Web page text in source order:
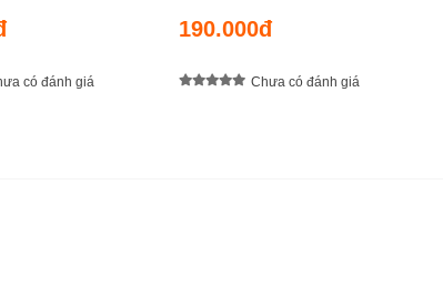
có đánh giá
190.000đ
Chưa có đánh giá